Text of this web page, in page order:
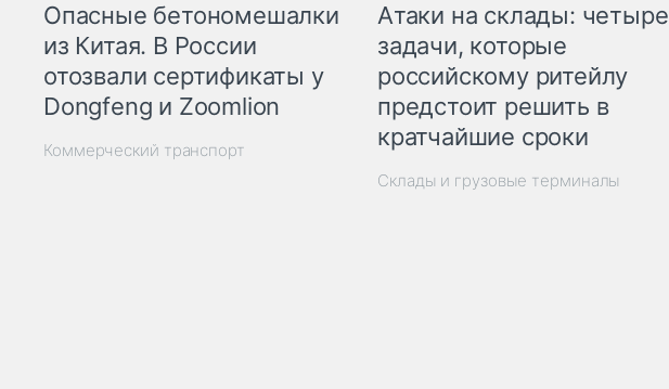
Опасные бетономешалки
из Китая. В России
отозвали сертификаты у
Dongfeng и Zoomlion
Коммерческий транспорт
Атаки на склады: четыре
задачи, которые
российскому ритейлу
предстоит решить в
кратчайшие сроки
Склады и грузовые терминалы